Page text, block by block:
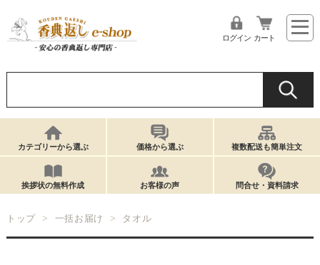
ログイン カート
カテゴリーから選ぶ 価格から選ぶ 複数配送も簡単注文
挨拶状の無料作成 お客様の声 問合せ・資料請求
トップ 一括お届け タオル